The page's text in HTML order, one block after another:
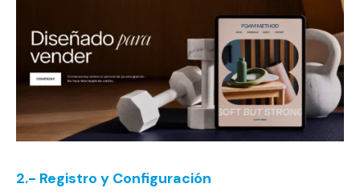
2.- Registro y Configuración